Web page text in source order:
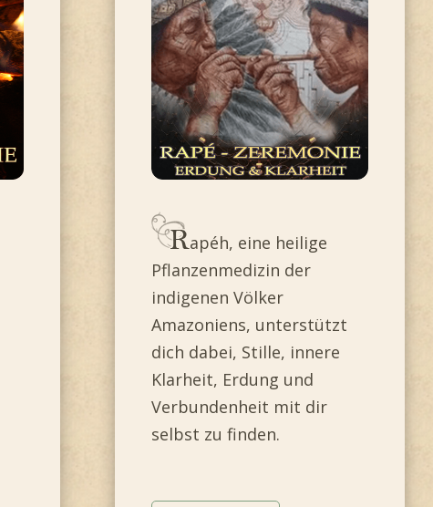
apéh, eine heilige
Pflanzenmedizin der
indigenen Völker
Amazoniens, unterstützt
dich dabei, Stille, innere
Klarheit, Erdung und
Verbundenheit mit dir
selbst zu finden.